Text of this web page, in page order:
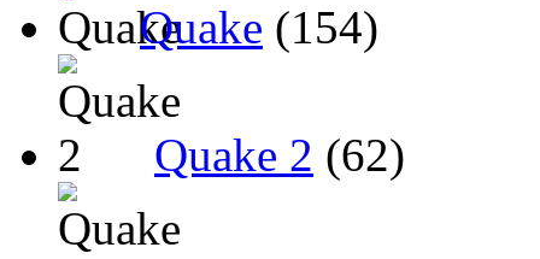
Quake (154)
Quake 2 (62)